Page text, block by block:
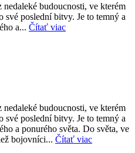
budoucnosti, ve kterém
poslední bitvy. Je to temný a
a... Čítať viac
budoucnosti, ve kterém
poslední bitvy. Je to temný a
a ponurého světa. Do světa, ve
bojovníci... Čítať viac